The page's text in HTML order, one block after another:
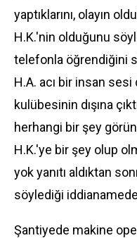
yaptıklarını, olayın
H.K.'nin olduğunu
telefonla öğrendiğini
H.A. acı bir insan
kulübesinin dışına
herhangi bir şey
H.K.'ye bir şey olup
yok yanıtı aldıktan
söylediği
Şantiyede makine